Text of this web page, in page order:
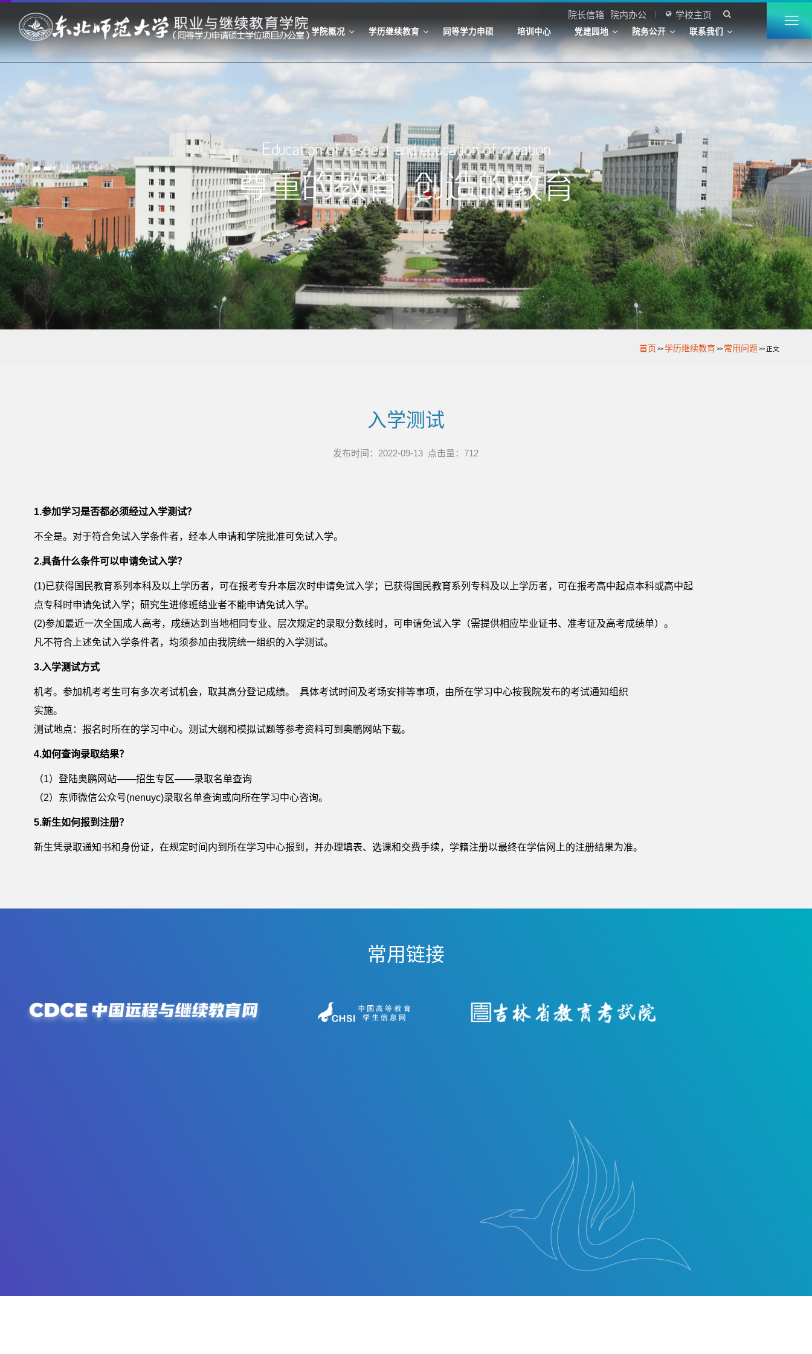
院长信箱 院内办公  学校主页 
学院概况 学历继续教育 同等学力申硕 培训中心 党建园地 院务公开 联系我们
首页 >>学历继续教育>> 常用问题>> 正文
入学测试
发布时间：2022-09-13 点击量：712
1.参加学习是否都必须经过入学测试？
不全是。对于符合免试入学条件者，经本人申请和学院批准可免试入学。
2.具备什么条件可以申请免试入学？
(1)已获得国民教育系列本科及以上学历者，可在报考专升本层次时申请免试入学；已获得国民教育系列专科及以上学历者，可在报考高中起点本科或高中起
点专科时申请免试入学；研究生进修班结业者不能申请免试入学。
(2)参加最近一次全国成人高考，成绩达到当地相同专业、层次规定的录取分数线时，可申请免试入学（需提供相应毕业证书、准考证及高考成绩单）。
凡不符合上述免试入学条件者，均须参加由我院统一组织的入学测试。
3.入学测试方式
机考。参加机考考生可有多次考试机会，取其高分登记成绩。 具体考试时间及考场安排等事项，由所在学习中心按我院发布的考试通知组织
实施。
测试地点：报名时所在的学习中心。测试大纲和模拟试题等参考资料可到奥鹏网站下载。
4.如何查询录取结果？
（1）登陆奥鹏网站——招生专区——录取名单查询
（2）东师微信公众号(nenuyc)录取名单查询或向所在学习中心咨询。
5.新生如何报到注册？
新生凭录取通知书和身份证，在规定时间内到所在学习中心报到，并办理填表、选课和交费手续，学籍注册以最终在学信网上的注册结果为准。
常用链接